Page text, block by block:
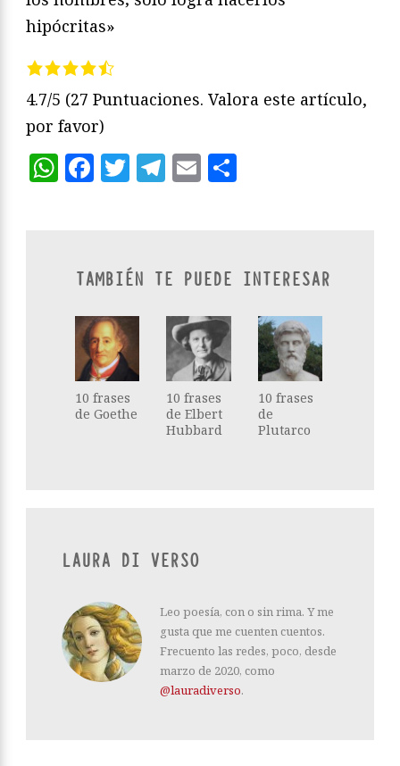
hipócritas»
4.7/5 (27 Puntuaciones. Valora este artículo,
por favor)
WhatsApp
Facebook
Twitter
Telegram
Email
TAMBIÉN TE PUEDE INTERESAR
10 frases
de Goethe
10 frases
de Elbert
Hubbard
10 frases
de
Plutarco
LAURA DI VERSO
Leo poesía, con o sin rima. Y me
gusta que me cuenten cuentos.
Frecuento las redes, poco, desde
marzo de 2020, como
@lauradiverso.